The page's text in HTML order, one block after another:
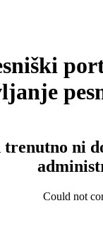
trenutno ni
Could not